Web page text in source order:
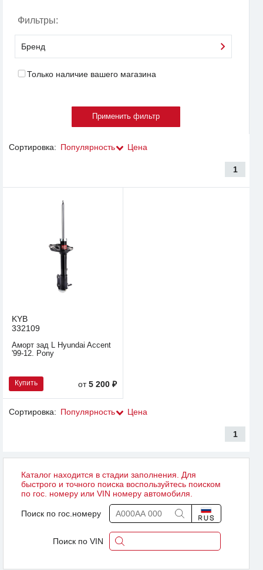
Фильтры:
Бренд
Только наличие вашего магазина
Сортировка: Популярность Цена
1
KYB
332109
Аморт зад L Hyundai Accent
'99-12. Pony
Купить от5 200 ₽
Сортировка: Популярность Цена
1
Каталог находится в стадии заполнения. Для
быстрого и точного поиска воспользуйтесь поиском
по гос. номеру или VIN номеру автомобиля.
Поиск по гос.номеру
Поиск по VIN